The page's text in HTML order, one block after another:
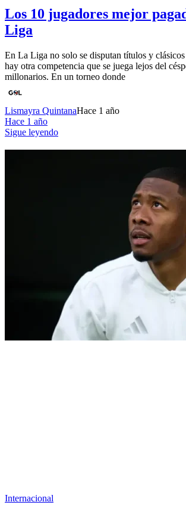
Los 10 jugadores mejor
Liga
En La Liga no solo se disputan títulos y
hay otra competencia que se juega lejos del
millonarios. En un torneo donde
Lismayra QuintanaHace 1 año
Hace 1 año
Sigue leyendo
Internacional